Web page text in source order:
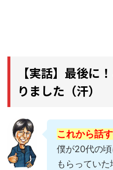
【実話】最後に
りました（汗）
これから話
僕が20代の
もらってい